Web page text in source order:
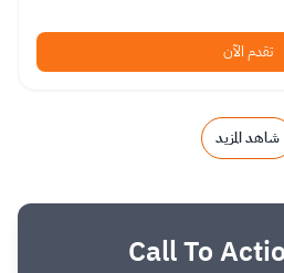
تقدم الآن
شاهد المزيد
Call To